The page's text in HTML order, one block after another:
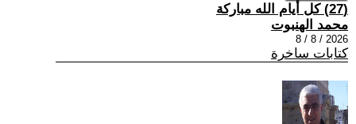
(27) كل أيام الله مباركة
محمد الهنبوت
2026 / 8 / 8
كتابات ساخرة